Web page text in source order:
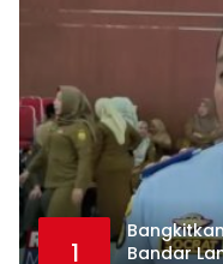
1
Bandar